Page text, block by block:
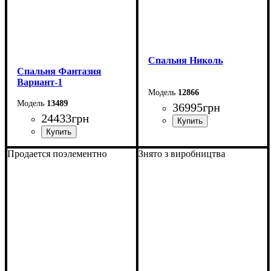
Спальня Фантазия
Вариант-1
13489
24433грн
Спальня Николь
12866
36995грн
Продается поэлементно Знято з виробництва